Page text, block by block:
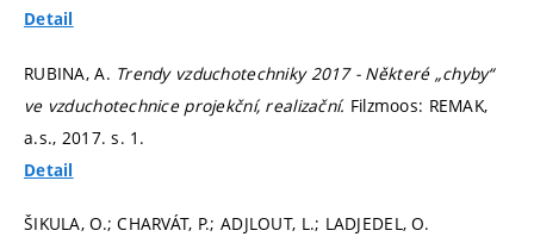
Detail
RUBINA, A. Trendy vzduchotechniky 2017 - Některé „chyby“
ve vzduchotechnice projekční, realizační. Filzmoos: REMAK,
a.s., 2017.s. 1.
Detail
ŠIKULA, O.; CHARVÁT, P.; ADJLOUT, L.; LADJEDEL, O.